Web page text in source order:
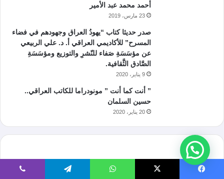
أحمد محمد عبد الأمير
23 مارس، 2019
صدر حديثا كتاب “يهودُ العراق وجهودهم في فضاء
المسرح” للأكاديمي العراقي أ. د. علي الربيعي
عن مؤسَسَةِ صَفاء للنّشرِ والتوزيع ومؤسَسَةِ
الصَّادق الثَّقافية.
9 يناير، 2020
” أنت كما أنت ” مونودراما للكاتب العراقي..
حسين السلمان
20 يناير، 2020